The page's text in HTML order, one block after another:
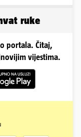
ruke
portala. Čitaj,
vijestima.